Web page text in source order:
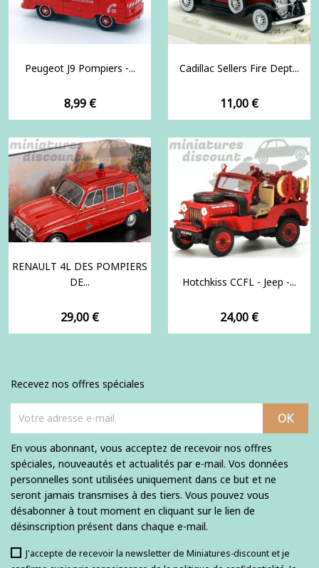
Peugeot J9 Pompiers -...
Prix
8,99 €
Cadillac Sellers Fire Dept...
Prix
11,00 €
RENAULT 4L DES POMPIERS
DE...
Prix
29,00 €
Hotchkiss CCFL - Jeep -...
Prix
24,00 €
Recevez nos offres spéciales
En vous abonnant, vous acceptez de recevoir nos offres
spéciales, nouveautés et actualités par e-mail. Vos données
personnelles sont utilisées uniquement dans ce but et ne
seront jamais transmises à des tiers. Vous pouvez vous
désabonner à tout moment en cliquant sur le lien de
désinscription présent dans chaque e-mail.
J'accepte de recevoir la newsletter de Miniatures-discount et je